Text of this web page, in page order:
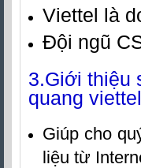
Viettel là
Đội ngũ
3.Giới thiệu
quang
Giúp cho
liệu từ